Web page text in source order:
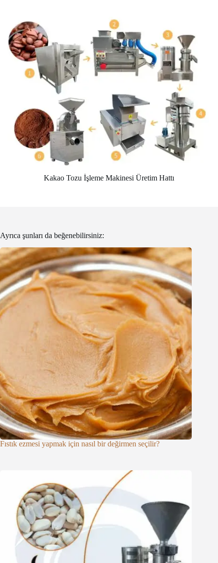
Kakao Tozu İşleme Makinesi Üretim Hattı
Ayrıca şunları da beğenebilirsiniz:
Fıstık ezmesi yapmak için nasıl bir değirmen seçilir?